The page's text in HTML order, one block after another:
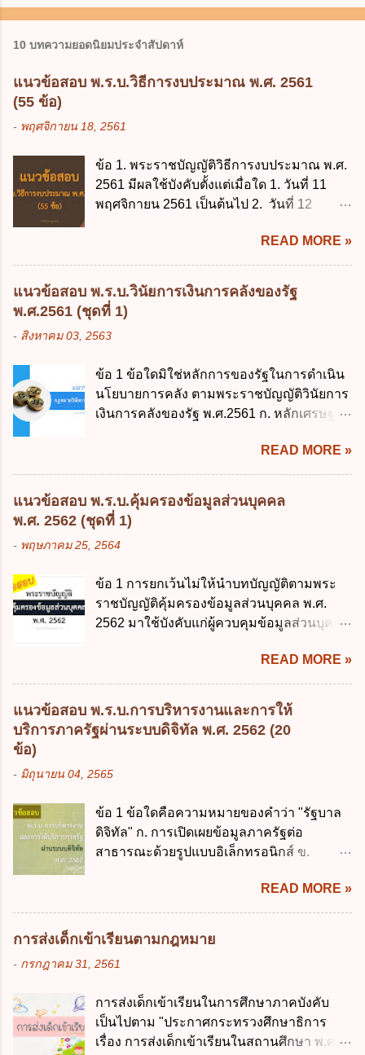
10 บทความยอดนิยมประจำสัปดาห์
แนวข้อสอบ พ.ร.บ.วิธีการงบประมาณ พ.ศ. 2561
(55 ข้อ)
- พฤศจิกายน 18, 2561
ข้อ 1. พระราชบัญญัติวิธีการงบประมาณ พ.ศ.
2561 มีผลใช้บังคับตั้งแต่เมื่อใด 1. วันที่ 11
พฤศจิกายน 2561 เป็นต้นไป 2. วันที่ 12
พฤศจิกายน 2561 เป็นต้นไป 4. วันที่ 14
พฤศจิกายน 2561 เป็นต้นไป ข้อ 2. พระราช
บัญญัติวิธีการงบประมาณ พ.ศ. 2561 ไม่ได้
ยกเลิกกฎหมายฉบับใด 1. พระราชบัญญัติวิธี
การงบประมาณ พ.ศ. 2502 2. พระราชบัญญัติ
วิธีการงบประมาณ (ฉบับที่ 3) พ.ศ. 2511 3.
พ.ศ. 2544 4. ประกาศของคณะปฏิวัติ ฉบับที่
203 ลงวันที่ 31 สิงหาคม 2515 ข้อ 3. ข้อใดไม่
ถูกต้อง 1. นายกรัฐมนตรีมีอำนาจออกกฎเพื่อ
ประมาณ พ.ศ. 2561 2. นายกรัฐมนตรีเป็นผู้
รักษาการตามพระราช บัญญัติวิธีการงบ
ประมาณ พ.ศ. 2561 3. รัฐมนตรีว่าการ
กระทรวงการคลัง เป็นผู้รักษาการตามพระ
ควบคุมการใช้จ่ายงบประมาณให้เป็นไปอย่าง
โปร่งใสและตรวจสอบได้ ข้อ 4. พระราช
บัญญัติวิธีการงบประมาณ พ.ศ. 2561 บัญญัติ
READ MORE »
แนวข้อสอบ พ.ร.บ.วินัยการเงินการคลังของรัฐ
พ.ศ.2561 (ชุดที่ 1)
- สิงหาคม 03, 2563
ข้อ 1 ข้อใดมิใช่หลักการของรัฐในการดำเนิน
นโยบายการคลัง ตามพระราชบัญญัติวินัยการ
เงินการคลังของรัฐ พ.ศ.2561 ก. หลักเศรษฐกิจ
เศรษฐกิจ ค. หลักการพัฒนาทางเศรษฐกิจ
อย่างยั่งยืน ง. หลักความเป็นธรรมในสังคม ข้อ
2 สัดส่วนหนี้สาธารณะต่อผลิตภัณฑ์มวลรวม
ในประเทศเพื่อใช้เป็นกรอบในการบริหารหนี้
สาธารณะเป็นไปตามข้อใด ก. ไม่เกินร้อยละ 5
ข. ไม่เกินร้อยละ 10 ค. ไม่เกินร้อยละ 35 ง. ไม่
เงินการคลังของรัฐกำหนดหลักการห้ามเสนอ
กฎหมายที่ให้จัดเก็บภาษีอากรหรือค่า
ธรรมเนียมเพิ่มขึ้นจากที่กำหนดไว้ในกฎหมาย
การหนึ่งการใดเป็นการเฉพาะเจาะจง ยกเว้น
ข้อใด ก. เป็นไปตามความต้องการของชุมชน
ข. เพื่อป็นรายได้ขององค์กรปกครองส่วนท้อง
ถิ่น ค. มีเหตุจำเป็นหรือเหตุฉุกเฉินที่มิอาจหลีก
ประกอบการพิจารณาในเรื่องต่อไปนี้ ยกเว้น
ข้อใด ก. การจัดเก็บหรือหารายได้ ข. การ
จัดสรรงบประมาณรายจ่าย ค. การจัดทำงบ
ประมาณ ง. การก่...
READ MORE »
แนวข้อสอบ พ.ร.บ.คุ้มครองข้อมูลส่วนบุคคล
พ.ศ. 2562 (ชุดที่ 1)
- พฤษภาคม 25, 2564
ข้อ 1 การยกเว้นไม่ให้นำบทบัญญัติตามพระ
ราชบัญญัติคุ้มครองข้อมูลส่วนบุคคล พ.ศ.
2562 มาใช้บังคับแก่ผู้ควบคุมข้อมูลส่วนบุคคล
ข. พระราชกำหนด ค. พระราชกฤษฎีกา ง. กฎ
กระทรวง ข้อ 2 กฎหมายตามข้อ 1 กำหนด
หน่วยงานและกิจการใดที่ผู้ควบคุมข้อมูลส่วน
บุคคลไม่อยู่ในบังคับพระราชบัญญัติคุ้มครอง
ข้อมูลส่วนบุคคล พ.ศ. 2562 ก. หน่วยงานของ
ด้านความบันเทิงและนันทนาการ ง. ถูกทุกข้อ
ข้อมูลส่วนบุคคล พ.ศ. 2562 ใช้บังคับตั้งแต่วัน
ใด ก. 26 พฤษภาคม 2562 ข. 27 พฤษภาคม
2562 ค. 28 พฤษภาคม 2562 ง. 29
ซึ่งมีอำนาจหน้าที่ตัดสินใจเกี่ยวกับการเก็บ
รวบรวม ใช้ หรือเปิดเผยข้อมูลส่วนบุคคล" คือ
ความหมายตามข้อใด ก. ผู้ควบคุมข้อมูลส่วน
มีอำนาจแต่งตั้งพนักงานเจ้าหน้าที่ตามพระ
ราชบัญญัติคุ้มครองข้อมูลส่วนบุคคล พ.ศ.
2562 ก. นายกรัฐมนตรี ข. รัฐมนตรีว่าการ
READ MORE »
แนวข้อสอบ พ.ร.บ.การบริหารงานและการให้
บริการภาครัฐผ่านระบบดิจิทัล พ.ศ. 2562 (20
ข้อ)
- มิถุนายน 04, 2565
ข้อ 1 ข้อใดคือความหมายของคำว่า "รัฐบาล
ดิจิทัล" ก. การเปิดเผยข้อมูลภาครัฐต่อ
สาธารณะด้วยรูปแบบอิเล็กทรอนิกส์ ข.
การบริหารงาน การให้บริการ การบูรณาการ
ข้อมูลภาครัฐ ค. วิธีการนำสัญลักษณ์ศูนย์และ
หนึ่ง เพื่อใช้สร้างระบบต่าง ๆ ง. สำนักงาน
พัฒนารัฐบาลดิจิทัล (องค์การมหาชน) ข้อ 2
การบริหารงานภาครัฐและการจัดทำบริการ
ดังต่อไปนี้ ยกเว้น ข้อใด ก. ให้มีการใช้ระบบ
ดิจิทัลอย่างคุ้มค่าและเต็มศักยภาพ ข. พัฒนา
โครงสร้างพื้นฐานด้านดิจิทัลที่จำเป็นให้เป็นไป
READ MORE »
การส่งเด็กเข้าเรียนตามกฎหมาย
- กรกฎาคม 31, 2561
การส่งเด็กเข้าเรียนในการศึกษาภาคบังคับ
เป็นไปตาม "ประกาศกระทรวงศึกษาธิการ
เรื่อง การส่งเด็กเข้าเรียนในสถานศึกษา พ.ศ.